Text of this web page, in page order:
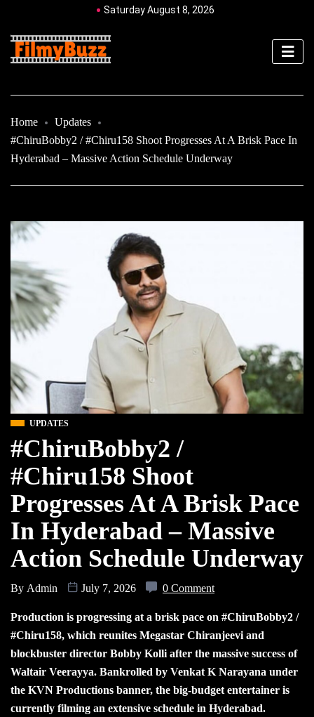
Saturday August 8, 2026
Home
Updates
#ChiruBobby2 / #Chiru158 Shoot Progresses At A Brisk Pace In
Hyderabad – Massive Action Schedule Underway
UPDATES
#ChiruBobby2 /
#Chiru158 Shoot
Progresses At A Brisk Pace
In Hyderabad – Massive
Action Schedule Underway
By Admin July 7, 2026 0 Comment
Production is progressing at a brisk pace on #ChiruBobby2 /
#Chiru158, which reunites Megastar Chiranjeevi and
blockbuster director Bobby Kolli after the massive success of
Waltair Veerayya. Bankrolled by Venkat K Narayana under
the KVN Productions banner, the big-budget entertainer is
currently filming an extensive schedule in Hyderabad.